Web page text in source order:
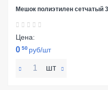
Мешок полиэтилен сетчатый
Цена:
0 50 руб/шт
шт